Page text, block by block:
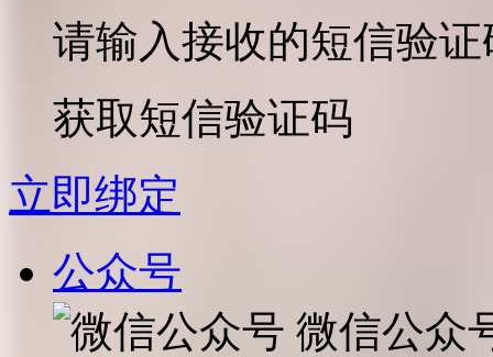
请输入接收的短信验证
获取短信验证码
立即绑定
公众号
微信公众